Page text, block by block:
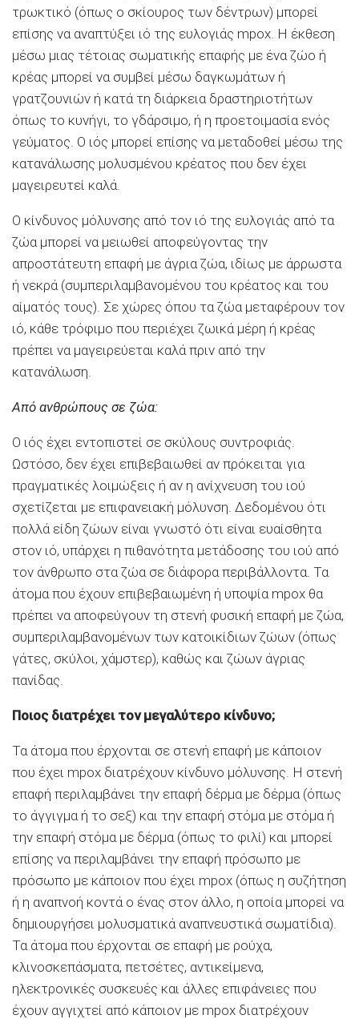
τρωκτικό (όπως ο σκίουρος των δέντρων) μπορεί
επίσης να αναπτύξει ιό της ευλογιάς mpox. Η έκθεση
μέσω μιας τέτοιας σωματικής επαφής με ένα ζώο ή
κρέας μπορεί να συμβεί μέσω δαγκωμάτων ή
γρατζουνιών ή κατά τη διάρκεια δραστηριοτήτων
όπως το κυνήγι, το γδάρσιμο, ή η προετοιμασία ενός
γεύματος. Ο ιός μπορεί επίσης να μεταδοθεί μέσω της
κατανάλωσης μολυσμένου κρέατος που δεν έχει
μαγειρευτεί καλά.
Ο κίνδυνος μόλυνσης από τον ιό της ευλογιάς από τα
ζώα μπορεί να μειωθεί αποφεύγοντας την
απροστάτευτη επαφή με άγρια ζώα, ιδίως με άρρωστα
ή νεκρά (συμπεριλαμβανομένου του κρέατος και του
αίματός τους). Σε χώρες όπου τα ζώα μεταφέρουν τον
ιό, κάθε τρόφιμο που περιέχει ζωικά μέρη ή κρέας
πρέπει να μαγειρεύεται καλά πριν από την
κατανάλωση.
Από ανθρώπους σε ζώα:
Ο ιός έχει εντοπιστεί σε σκύλους συντροφιάς.
Ωστόσο, δεν έχει επιβεβαιωθεί αν πρόκειται για
πραγματικές λοιμώξεις ή αν η ανίχνευση του ιού
σχετίζεται με επιφανειακή μόλυνση. Δεδομένου ότι
πολλά είδη ζώων είναι γνωστό ότι είναι ευαίσθητα
στον ιό, υπάρχει η πιθανότητα μετάδοσης του ιού από
τον άνθρωπο στα ζώα σε διάφορα περιβάλλοντα. Τα
άτομα που έχουν επιβεβαιωμένη ή υποψία mpox θα
πρέπει να αποφεύγουν τη στενή φυσική επαφή με ζώα,
συμπεριλαμβανομένων των κατοικίδιων ζώων (όπως
γάτες, σκύλοι, χάμστερ), καθώς και ζώων άγριας
πανίδας.
Ποιος διατρέχει τον μεγαλύτερο κίνδυνο;
Τα άτομα που έρχονται σε στενή επαφή με κάποιον
που έχει mpox διατρέχουν κίνδυνο μόλυνσης. Η στενή
επαφή περιλαμβάνει την επαφή δέρμα με δέρμα (όπως
το άγγιγμα ή το σεξ) και την επαφή στόμα με στόμα ή
την επαφή στόμα με δέρμα (όπως το φιλί) και μπορεί
επίσης να περιλαμβάνει την επαφή πρόσωπο με
πρόσωπο με κάποιον που έχει mpox (όπως η συζήτηση
ή η αναπνοή κοντά ο ένας στον άλλο, η οποία μπορεί να
δημιουργήσει μολυσματικά αναπνευστικά σωματίδια).
Τα άτομα που έρχονται σε επαφή με ρούχα,
κλινοσκεπάσματα, πετσέτες, αντικείμενα,
ηλεκτρονικές συσκευές και άλλες επιφάνειες που
έχουν αγγιχτεί από κάποιον με mpox διατρέχουν